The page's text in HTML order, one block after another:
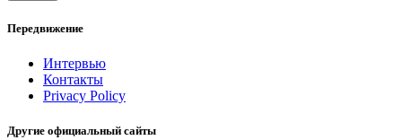
Передвижение
Интервью
Контакты
Privacy Policy
Другие официальный сайты